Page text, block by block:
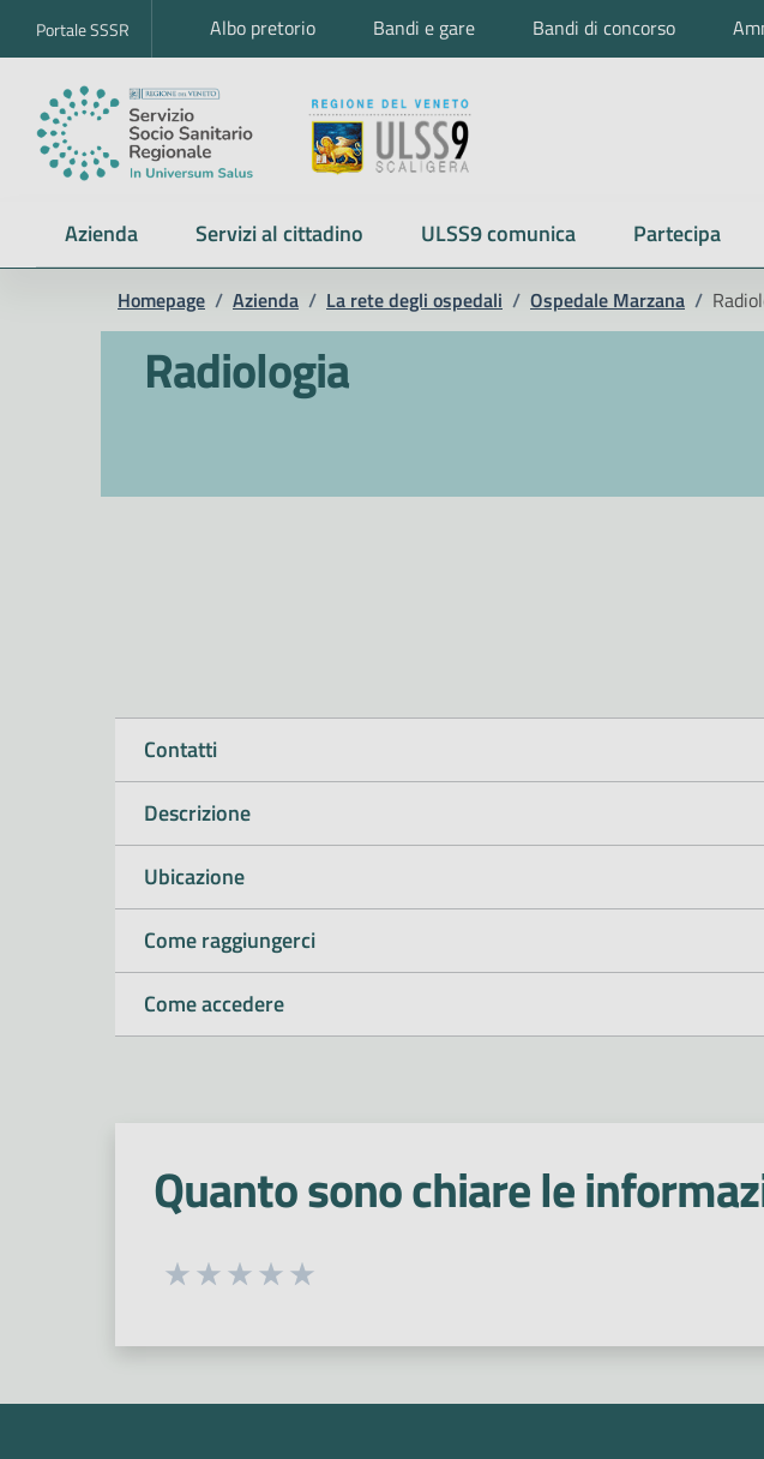
Portale SSSR Albo pretorio Bandi e gare Bandi di concorso
Azienda Servizi al cittadino ULSS9 comunica Partecipa
Homepage / Azienda / La rete degli ospedali / Ospedale Marzana /
Radiologia
Contatti
Descrizione
Ubicazione
Come raggiungerci
Come accedere
Quanto sono chiare le
Seleziona una valutazione da 1 a 5 stelle